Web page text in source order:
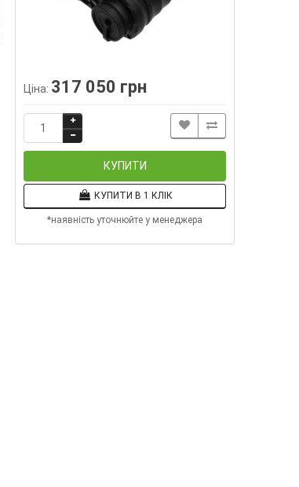
Ціна: 317 050 грн
КУПИТИ
КУПИТИ В 1 КЛІК
*наявність уточнюйте у менеджера